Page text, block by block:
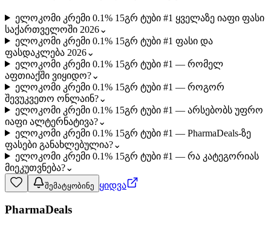
ელოკომი კრემი 0.1% 15გრ ტუბი #1 ყველაზე იაფი ფასი
საქართველოში 2026⌄
ელოკომი კრემი 0.1% 15გრ ტუბი #1 ფასი და
ფასდაკლება 2026⌄
ელოკომი კრემი 0.1% 15გრ ტუბი #1 — რომელ
აფთიაქში ვიყიდო?⌄
ელოკომი კრემი 0.1% 15გრ ტუბი #1 — როგორ
შევუკვეთო ონლაინ?⌄
ელოკომი კრემი 0.1% 15გრ ტუბი #1 — არსებობს უფრო
იაფი ალტერნატივა?⌄
ელოკომი კრემი 0.1% 15გრ ტუბი #1 — PharmaDeals-ზე
ფასები განახლებულია?⌄
ელოკომი კრემი 0.1% 15გრ ტუბი #1 — რა კატეგორიას
მიეკუთვნება?⌄
შემატყობინე ყიდვა
PharmaDeals